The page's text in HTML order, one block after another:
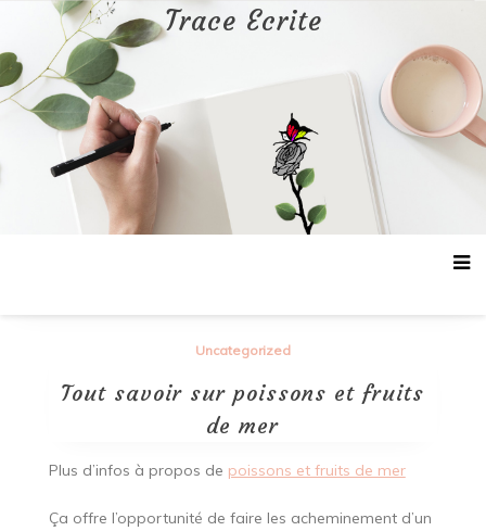
contenu
Trace Ecrite
Uncategorized
Tout savoir sur poissons et fruits
de mer
Plus d’infos à propos de poissons et fruits de mer
Ça offre l’opportunité de faire les acheminement d’un